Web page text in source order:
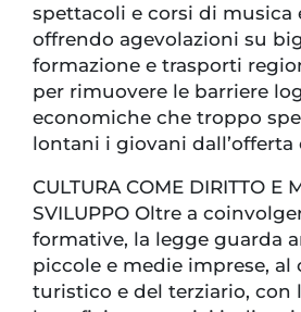
spettacoli e corsi di musica
offrendo agevolazioni su
formazione e trasporti
per rimuovere le barriere
economiche che troppo
lontani i giovani dall’offerta
CULTURA COME DIRITTO E
SVILUPPO Oltre a
formative, la legge guarda
piccole e medie imprese, al
turistico e del terziario, con